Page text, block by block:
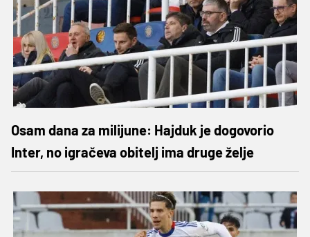
Osam dana za milijune: Hajduk je dogovorio
Inter, no igračeva obitelj ima druge želje